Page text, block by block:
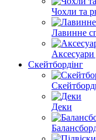
Чохли та
Лавинне
Скейтбордінг
Деки